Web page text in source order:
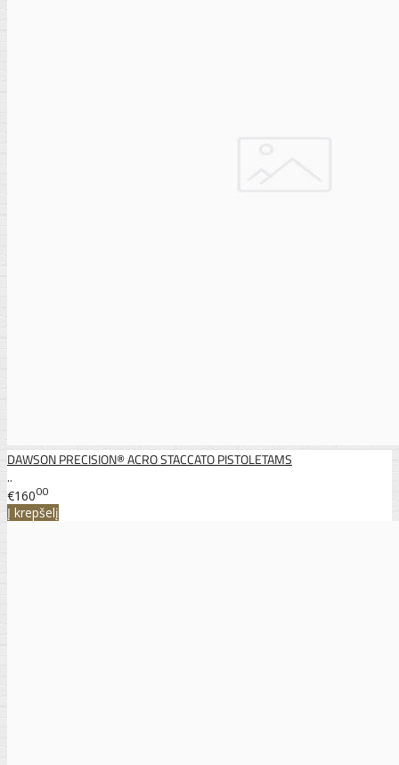
DAWSON PRECISION® ACRO STACCATO PISTOLETAMS
..
€16000
Į krepšelį